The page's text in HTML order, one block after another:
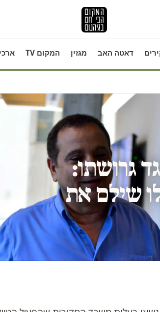
דאטה האב מגזין המקום TV
גרושתו:
שילם את